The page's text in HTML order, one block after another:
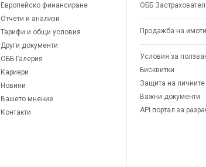
Европейско финансиране
Отчети и анализи
Тарифи и общи условия
Други документи
ОББ Галерия
Кариери
Новини
Вашето мнение
Контакти
ОББ
Продажба на имоти
Условия за
Бисквитки
Защита на
Важни документи
API портал за